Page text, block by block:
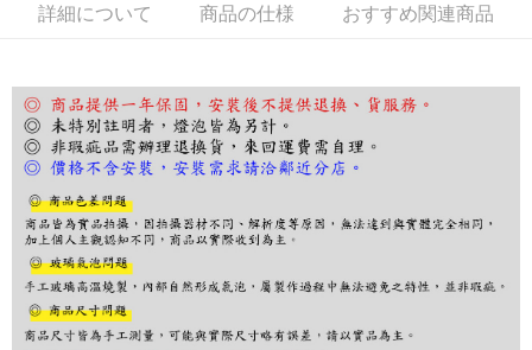
す。
はアプリの通知に従って、4大コンビニ、またはATM/オンラインバンキン
グでお支払いください。
代金納付期限は最短で 14 日以内ですので、ご注意ください。AFTEE アプ
まで延長できます。
お支払期限は、ショップが請求した期日と、AFTEEで延長できる日数をも
とに計算されます。AFTEEで注文すると、商品を受け取るまで支払い期限
を延長できますが、商品を期限内に受け取れない場合があります（例：予
約商品や商品到着日が比較的遅い商品）。そのため、商品到着の有無に関
わらず、AFTEEで指定された期限内にお支払いください。
宅配詳細について 商品の仕様 おすすめ関連商品